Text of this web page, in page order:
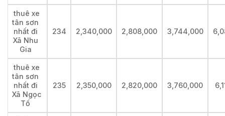
thuê xe
tân sơn
nhất đi
Xã Nhu
Gia
234 2,340,000 2,808,000 3,744,000
thuê xe
tân sơn
nhất đi
Xã Ngọc
Tố
235 2,350,000 2,820,000 3,760,000